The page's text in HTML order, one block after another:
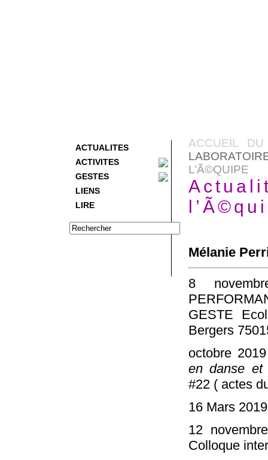
ACTUALITES
ACTIVITES
GESTES
LIENS
LIRE
ACCUEIL
L’Ã©QUIPE
Mélanie
8
GESTE
Bergers
octobre
en danse et
#22 ( actes
16 Mars
12
Colloque